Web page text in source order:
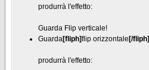
produrrà l'effetto:
Guarda Flip verticale!
Guarda[fliph]flip orizzontale [/fliph]
produrrà l'effetto: